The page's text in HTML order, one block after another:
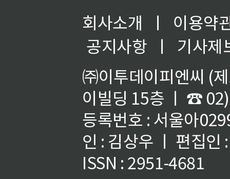
회사소개 ㅣ
이용약
공지사항
ㅣ
기사제
㈜이투데이피엔씨 (
이빌딩 15층 ㅣ ☎
등록번호 : 서울아
인 : 김상우 ㅣ 편집인
ISSN : 2951-4681